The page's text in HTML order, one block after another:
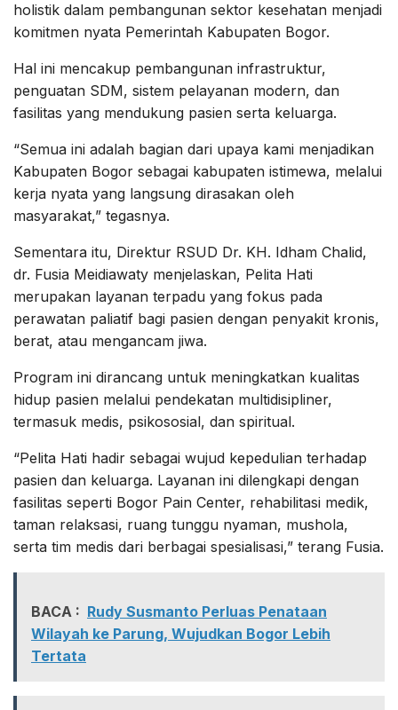
holistik dalam pembangunan sektor kesehatan menjadi
komitmen nyata Pemerintah Kabupaten Bogor.
Hal ini mencakup pembangunan infrastruktur,
penguatan SDM, sistem pelayanan modern, dan
fasilitas yang mendukung pasien serta keluarga.
“Semua ini adalah bagian dari upaya kami menjadikan
Kabupaten Bogor sebagai kabupaten istimewa, melalui
kerja nyata yang langsung dirasakan oleh
masyarakat,” tegasnya.
Sementara itu, Direktur RSUD Dr. KH. Idham Chalid,
dr. Fusia Meidiawaty menjelaskan, Pelita Hati
merupakan layanan terpadu yang fokus pada
perawatan paliatif bagi pasien dengan penyakit kronis,
berat, atau mengancam jiwa.
Program ini dirancang untuk meningkatkan kualitas
hidup pasien melalui pendekatan multidisipliner,
termasuk medis, psikososial, dan spiritual.
“Pelita Hati hadir sebagai wujud kepedulian terhadap
pasien dan keluarga. Layanan ini dilengkapi dengan
fasilitas seperti Bogor Pain Center, rehabilitasi medik,
taman relaksasi, ruang tunggu nyaman, mushola,
serta tim medis dari berbagai spesialisasi,” terang Fusia.
BACA : Rudy Susmanto Perluas Penataan
Wilayah ke Parung, Wujudkan Bogor Lebih
Tertata